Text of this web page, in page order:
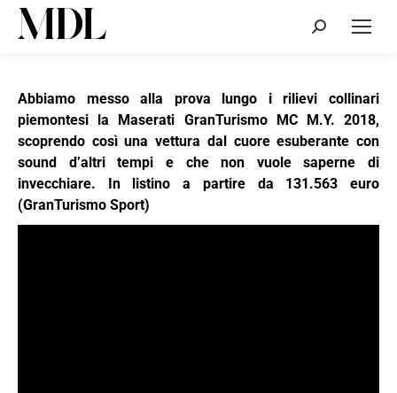
Cerca:
Abbiamo messo alla prova lungo i rilievi collinari
piemontesi la Maserati GranTurismo MC M.Y. 2018,
scoprendo così una vettura dal cuore esuberante con
sound d’altri tempi e che non vuole saperne di
invecchiare. In listino a partire da 131.563 euro
(GranTurismo Sport)